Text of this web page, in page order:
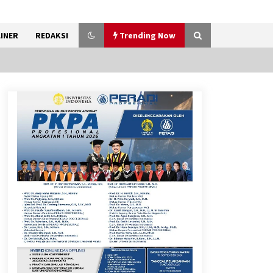
REDAKSI Trending Now
Penanganan Kebakaran
Gedung Dinas Teknis Masuk
Tahap Akhir, Tak Ada Korban
8 Agustus 2026
9 Kopi Botol Terbaik yang
Praktis untuk Menemani
Aktivitas
8 Agustus 2026
Bakteri Yogurt, Kenali